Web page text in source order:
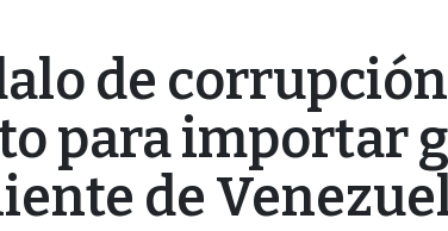
de
para importar
de